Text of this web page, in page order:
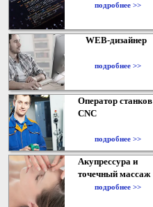
подробнее >>
WEB-дизайнер
подробнее >>
Оператор станков
CNC
подробнее >>
Акупрессура и
точечный массаж
подробнее >>